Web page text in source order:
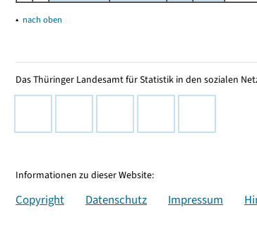
▴ nach oben
Das Thüringer Landesamt für Statistik in den sozialen
Informationen zu dieser Website:
Copyright Datenschutz Impressum